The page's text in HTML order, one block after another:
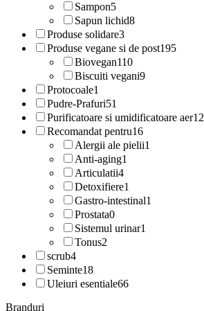
Sampon5
Sapun lichid8
Produse solidare3
Produse vegane si de post195
Biovegan110
Biscuiti vegani9
Protocoale1
Pudre-Prafuri51
Purificatoare si umidificatoare aer12
Recomandat pentru16
Alergii ale pielii1
Anti-aging1
Articulatii4
Detoxifiere1
Gastro-intestinal1
Prostata0
Sistemul urinar1
Tonus2
scrub4
Seminte18
Uleiuri esentiale66
Branduri